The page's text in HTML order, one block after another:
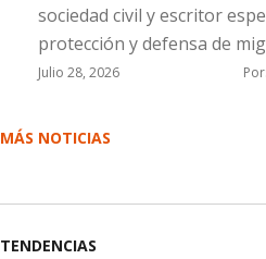
sociedad civil y escritor
protección y defensa de
Julio 28, 2026 Por:
MÁS NOTICIAS
TENDENCIAS